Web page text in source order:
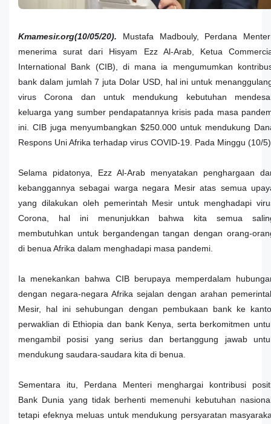
Kmamesir.org(10/05/20).
Mustafa Madbouly, Perdana
menerima surat dari Hisyam Ezz Al-Arab, Ketua
International Bank (CIB), di mana ia mengumumkan
bank dalam jumlah 7 juta Dolar USD, hal ini untuk
virus Corona dan untuk mendukung kebutuhan
keluarga yang sumber pendapatannya krisis pada masa
ini. CIB juga menyumbangkan $250.000 untuk mendukung
Respons Uni Afrika terhadap virus COVID-19. Pada Minggu (10/
Selama pidatonya, Ezz Al-Arab menyatakan penghargaan
kebanggannya sebagai warga negara Mesir atas semua
yang dilakukan oleh pemerintah Mesir untuk menghadapi
Corona, hal ini menunjukkan bahwa kita semua
membutuhkan untuk bergandengan tangan dengan orang-
di benua Afrika dalam menghadapi masa pandemi.
Ia menekankan bahwa CIB berupaya memperdalam
dengan negara-negara Afrika sejalan dengan arahan
Mesir, hal ini sehubungan dengan pembukaan bank ke
perwaklian di Ethiopia dan bank Kenya, serta berkomitmen
mengambil posisi yang serius dan bertanggung jawab
mendukung saudara-saudara kita di benua.
Sementara itu, Perdana Menteri menghargai kontribusi
Bank Dunia yang tidak berhenti memenuhi kebutuhan
tetapi efeknya meluas untuk mendukung persyaratan